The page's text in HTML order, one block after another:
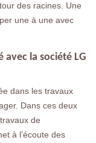
des racines. Une
une à une avec
avec la société LG
dans les travaux
Dans ces deux
de
à l’écoute des